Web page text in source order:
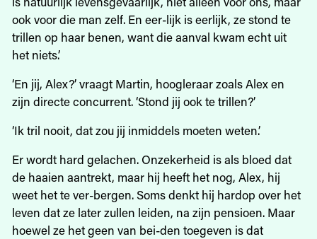
ook voor die man zelf. En eer-lijk is eerlijk, ze stond te
trillen op haar benen, want die aanval kwam echt uit
het niets.’
‘En jij, Alex?’ vraagt Martin, hoogleraar zoals Alex en
zijn directe concurrent. ‘Stond jij ook te trillen?’
‘Ik tril nooit, dat zou jij inmiddels moeten weten.’
Er wordt hard gelachen. Onzekerheid is als bloed dat
de haaien aantrekt, maar hij heeft het nog, Alex, hij
weet het te ver-bergen. Soms denkt hij hardop over het
leven dat ze later zullen leiden, na zijn pensioen. Maar
hoewel ze het geen van bei-den toegeven is dat